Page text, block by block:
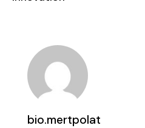
bio.mertpolat